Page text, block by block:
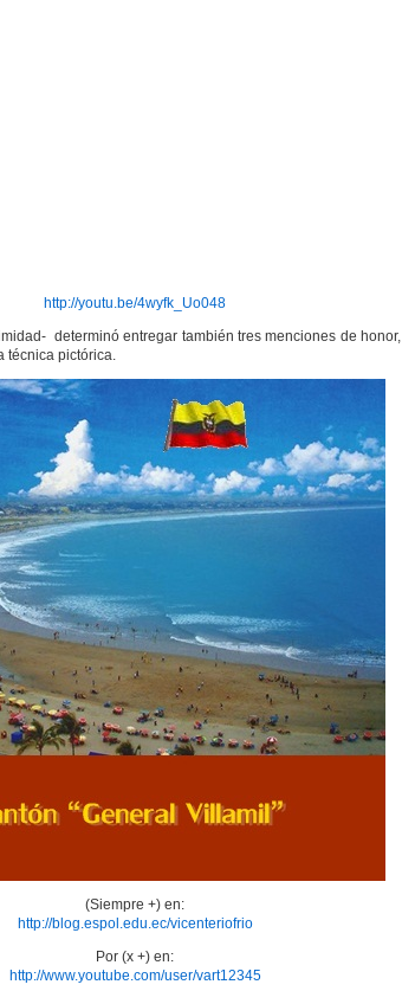
http://youtu.be/4wyfk_Uo048
determinó entregar también tres menciones de honor,
técnica pictórica.
(Siempre +) en:
http://blog.espol.edu.ec/vicenteriofrio
Por (x +) en:
http://www.youtube.com/user/vart12345